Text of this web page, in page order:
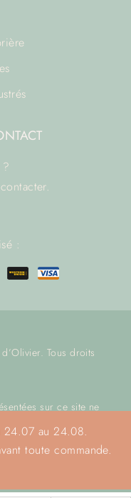
24.07 au 24.08.
toute commande.
:
Tous droits
sur ce site ne
avant toute utilisation.